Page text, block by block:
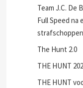
Team J.C. De
Full Speed na
The Hunt 2.0
THE HUNT
THE HUNT